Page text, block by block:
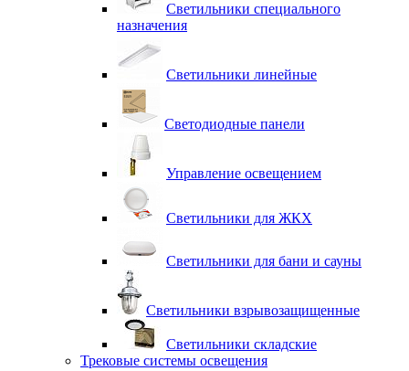
Светильники специального
назначения
Светильники линейные
Светодиодные панели
Управление освещением
Светильники для ЖКХ
Светильники для бани и сауны
Светильники взрывозащищенные
Светильники складские
Трековые системы освещения